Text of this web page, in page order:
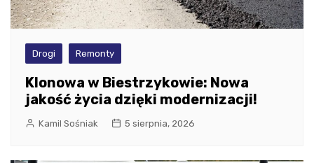
Drogi Remonty
Klonowa w Biestrzykowie: Nowa
jakość życia dzięki modernizacji!
Kamil Sośniak 5 sierpnia, 2026